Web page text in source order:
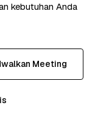
kebutuhan Anda
Meeting